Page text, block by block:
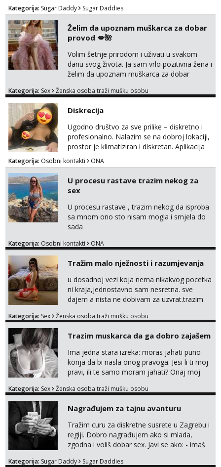
oneofakind999111@gmail.com
Kategorija: Sugar Daddy Sugar Daddies
Želim da upoznam muškarca za dobar
provod 💋🌺
Volim šetnje prirodom i uživati u svakom
danu svog života. Ja sam vrlo pozitivna žena i
želim da upoznam muškarca za dobar
na link ispod i nadji me tamo, cekam te!
Kategorija: Sex Ženska osoba traži mušku osobu
Diskrecija
Ugodno društvo za sve prilike – diskretno i
profesionalno. Nalazim se na dobroj lokaciji,
prostor je klimatiziran i diskretan. Aplikacija
what sapp 0957660399.
Kategorija: Osobni kontakti ONA
U procesu rastave trazim nekog za
sex
U procesu rastave , trazim nekog da isproba
sa mnom ono sto nisam mogla i smjela do
sada
Kategorija: Osobni kontakti ONA
Tražim malo nježnosti i razumjevanja
u dosadnoj vezi koja nema nikakvog pocetka
ni kraja,jednostavno sam nesretna. sve
dajem a nista ne dobivam za uzvrat.trazim
trazim puno samo malo njeznosti i
poljupce po tijelu koji me jako
pale,obozavam kad muskarac preuzme
kontrolu . javi se :) Klikni na link ispod i nadji
me tamo, cekam te!
Kategorija: Sex Ženska osoba traži mušku osobu
Trazim muskarca da ga dobro zajašem
Ima jedna stara izreka: moras jahati puno
konja da bi nasla onog pravoga. Jesi li ti moj
pravi, ili te samo moram jahati? Onaj moj
na sexdater link i javi mi se tamo....
Kategorija: Sex Ženska osoba traži mušku osobu
Nagrađujem za tajnu avanturu
Tražim curu za diskretne susrete u Zagrebu i
regiji. Dobro nagrađujem ako si mlada,
zgodna i voliš dobar sex. Javi se ako: - imaš
kosu - se dobro ljubiš - si fleksibilna s
Kategorija: Sugar Daddy Sugar Daddies